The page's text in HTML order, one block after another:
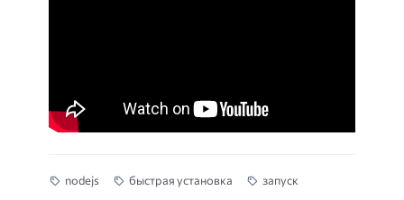
nodejs быстрая установка запуск